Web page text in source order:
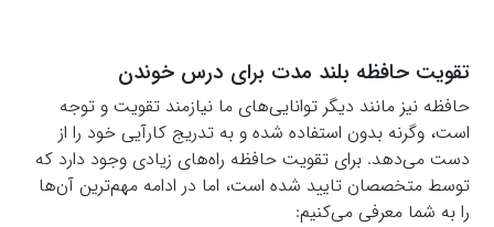
تقویت حافظه بلند مدت برای درس خوندن
حافظه نیز مانند دیگر توانایی‌های ما نیازمند تقویت و توجه
است، وگرنه بدون استفاده شده و به تدریج کارآیی خود را از
دست می‌دهد. برای تقویت حافظه راه‌های زیادی وجود دارد که
توسط متخصصان تایید شده است، اما در ادامه مهم‌ترین آن‌ها
را به شما معرفی می‌کنیم: